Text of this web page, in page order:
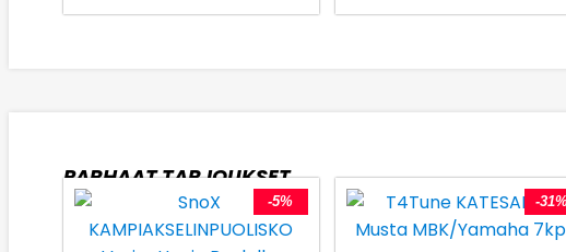
PARHAAT TARJOUKSET
-5% -